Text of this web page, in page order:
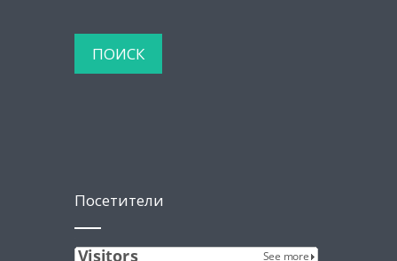
Посетители